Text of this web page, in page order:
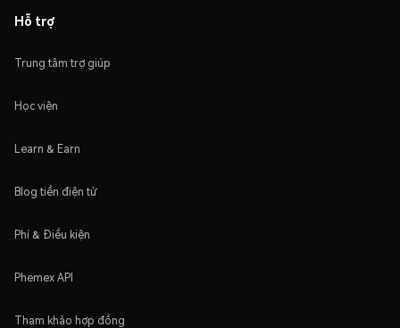
Hỗ trợ
Trung tâm trợ giúp
Học viện
Learn & Earn
Blog tiền điện tử
Phí & Điều kiện
Phemex API
Tham khảo hợp đồng